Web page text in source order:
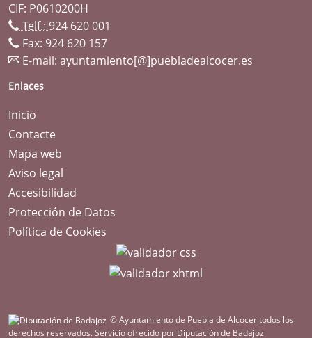
CIF: P0610200H
Telf.: 924 620 001
Fax: 924 620 157
E-mail: ayuntamiento[@]puebladealcocer.es
Enlaces
Inicio
Contacte
Mapa web
Aviso legal
Accesibilidad
Protección de Datos
Política de Cookies
© Ayuntamiento de Puebla de Alcocer todos los
derechos reservados.Servicio ofrecido por Diputación de Badajoz